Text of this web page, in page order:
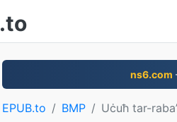
.to
ns6.com
EPUB.to BMP Uċuħ tar-